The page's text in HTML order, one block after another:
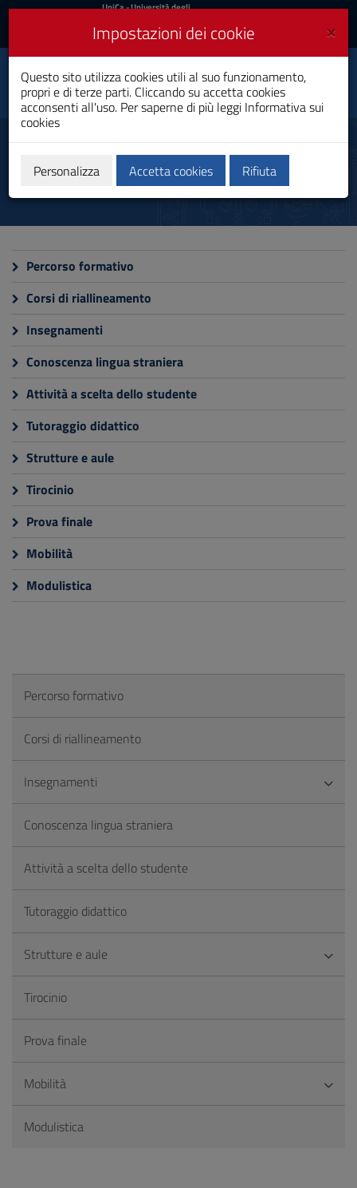
Vai
al
navigazione
sito
al
Footer
UniCa
Accedi
UniCa- Università degli
Accedi UniCA News
Toggle
navigation
Scienze dell'Educazione
e della Formazione
Laurea
Didattica
Percorso formativo
Corsi di riallineamento
Insegnamenti
Conoscenza lingua straniera
Attività a scelta dello studente
Tutoraggio didattico
Strutture e aule
Tirocinio
Prova finale
Mobilità
Modulistica
Percorso formativo
Corsi di riallineamento
Insegnamenti
Conoscenza lingua straniera
Attività a scelta dello studente
Tutoraggio didattico
Strutture e aule
Tirocinio
Prova finale
Mobilità
Modulistica
×
Impostazioni dei cookie
Questo sito utilizza cookies utili al suo funzionamento,
propri e di terze parti. Cliccando su accetta cookies
acconsenti all'uso. Per saperne di più leggi Informativa sui
cookies
Personalizza Accetta cookies Rifiuta